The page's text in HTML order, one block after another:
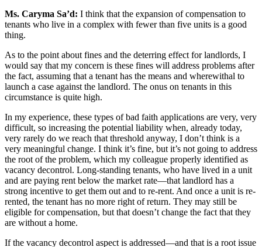
Ms. Caryma Sa’d: I think that the expansion of compensation to
tenants who live in a complex with fewer than five units is a good
thing.
As to the point about fines and the deterring effect for landlords, I
would say that my concern is these fines will address problems after
the fact, assuming that a tenant has the means and wherewithal to
launch a case against the landlord. The onus on tenants in this
circumstance is quite high.
In my experience, these types of bad faith applications are very, very
difficult, so increasing the potential liability when, already today,
very rarely do we reach that threshold anyway, I don’t think is a
very meaningful change. I think it’s fine, but it’s not going to address
the root of the problem, which my colleague properly identified as
vacancy decontrol. Long-standing tenants, who have lived in a unit
and are paying rent below the market rate—that landlord has a
strong incentive to get them out and to re-rent. And once a unit is re-
rented, the tenant has no more right of return. They may still be
eligible for compensation, but that doesn’t change the fact that they
are without a home.
If the vacancy decontrol aspect is addressed—and that is a root issue